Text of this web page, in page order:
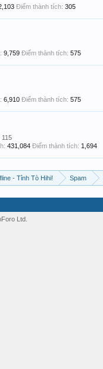
Điểm thành tích: 305
9,759 Điểm thành tích: 575
6,910 Điểm thành tích: 575
115
431,084 Điểm thành tích: 1,694
- Tỉnh Tò Hihi! Spam
Ltd.